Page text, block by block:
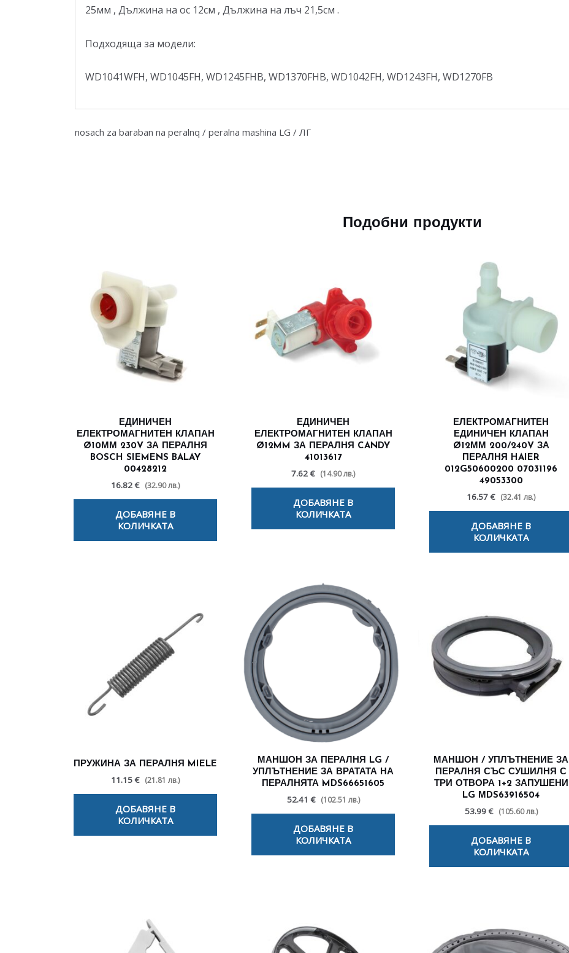
25мм , Дължина на ос 12см , Дължина на лъч 21,5см .
Подходяща за модели:
WD1041WFH, WD1045FH, WD1245FHB, WD1370FHB, WD1042FH, WD1243FH, WD1270FB
nosach za baraban na peralnq / peralna mashina LG / ЛГ
Подобни продукти
ЕДИНИЧЕН
ЕЛЕКТРОМАГНИТЕН КЛАПАН
Ø10ММ 230V ЗА ПЕРАЛНЯ
BOSCH SIEMENS BALAY
00428212
16.82 € (32.90 лв.)
ДОБАВЯНЕ В
КОЛИЧКАТА
ЕДИНИЧЕН
ЕЛЕКТРОМАГНИТЕН КЛАПАН
Ø12MM ЗА ПЕРАЛНЯ CANDY
41013617
7.62 € (14.90 лв.)
ДОБАВЯНЕ В
КОЛИЧКАТА
ЕЛЕКТРОМАГНИТЕН
ЕДИНИЧЕН КЛАПАН
Ø12ММ 200/240V ЗА
ПЕРАЛНЯ HAIER
012G50600200 07031196
49053300
16.57 € (32.41 лв.)
ДОБАВЯНЕ В
КОЛИЧКАТА
ПРУЖИНА ЗА ПЕРАЛНЯ MIELE
11.15 € (21.81 лв.)
ДОБАВЯНЕ В
КОЛИЧКАТА
МАНШОН ЗА ПЕРАЛНЯ LG /
УПЛЪТНЕНИЕ ЗА ВРАТАТА НА
ПЕРАЛНЯТА MDS66651605
52.41 € (102.51 лв.)
ДОБАВЯНЕ В
КОЛИЧКАТА
МАНШОН / УПЛЪТНЕНИЕ ЗА
ПЕРАЛНЯ СЪС СУШИЛНЯ С
ТРИ ОТВОРА 1+2 ЗАПУШЕНИ
LG МDS63916504
53.99 € (105.60 лв.)
ДОБАВЯНЕ В
КОЛИЧКАТА